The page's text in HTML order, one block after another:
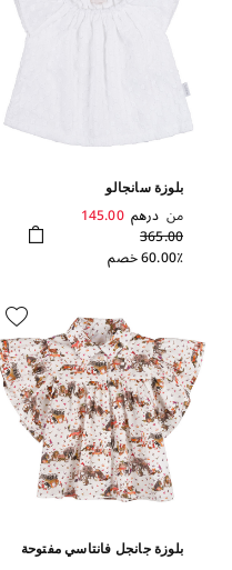
بلوزة سانجالو
من درهم 145.00
365.00
60.00٪ خصم
بلوزة جانجل فانتاسي مفتوحة